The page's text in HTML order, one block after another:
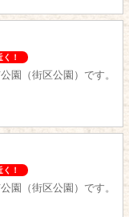
！
園（街区公園）です。
！
園（街区公園）です。